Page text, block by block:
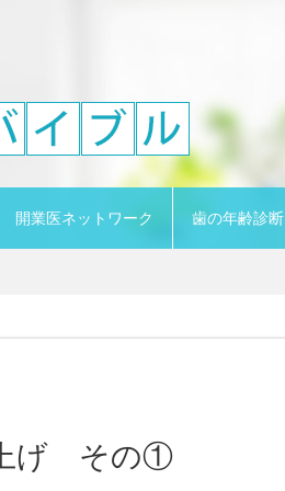
開業医ネットワーク 歯の年齢診断
上げ その①